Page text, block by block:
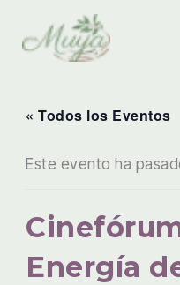
contenido
« Todos los Eventos
Este evento ha
Energía